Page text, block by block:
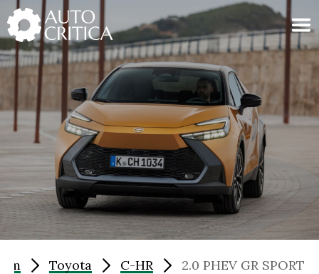
Skip
to
content
Toyota C-HR 2.0 PHEV GR SPORT